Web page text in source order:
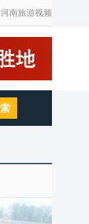
河南旅游视频